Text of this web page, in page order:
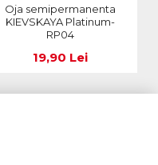
Oja semipermanenta
KIEVSKAYA Platinum-
RP04
19,90 Lei